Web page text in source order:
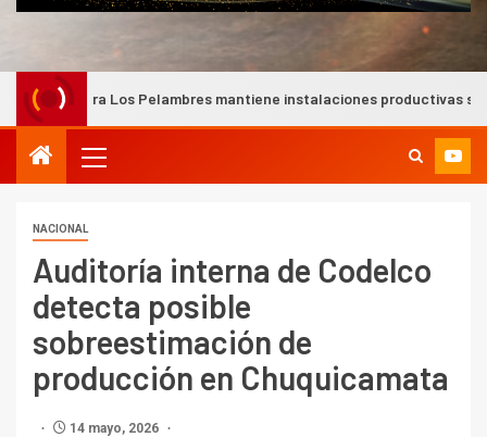
Pelambres mantiene instalaciones productivas seguras tras
NACIONAL
Auditoría interna de Codelco
detecta posible
sobreestimación de
producción en Chuquicamata
14 mayo, 2026